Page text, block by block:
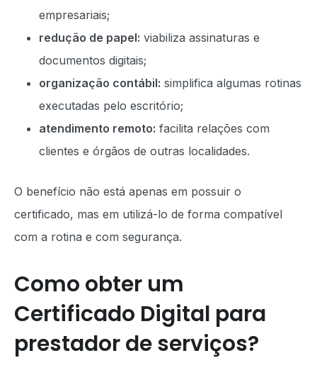
empresariais;
redução de papel: viabiliza assinaturas e
documentos digitais;
organização contábil: simplifica algumas rotinas
executadas pelo escritório;
atendimento remoto: facilita relações com
clientes e órgãos de outras localidades.
O benefício não está apenas em possuir o
certificado, mas em utilizá-lo de forma compatível
com a rotina e com segurança.
Como obter um
Certificado Digital para
prestador de serviços?